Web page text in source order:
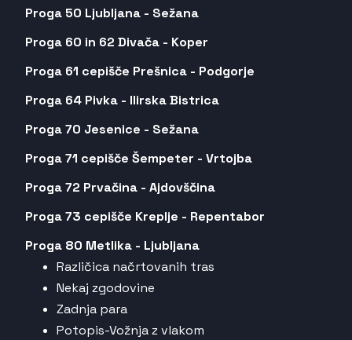
Proga 50 Ljubljana - Sežana
Proga 60 in 62 Divača - Koper
Proga 61 cepišče Prešnica - Podgorje
Proga 64 Pivka - Ilirska Bistrica
Proga 70 Jesenice - Sežana
Proga 71 cepišče Šempeter - Vrtojba
Proga 72 Prvačina - Ajdovščina
Proga 73 cepišče Kreplje - Repentabor
Proga 80 Metlika - Ljubljana
Različica načrtovanih tras
Nekaj zgodovine
Zadnja para
Potopis-Vožnja z vlakom